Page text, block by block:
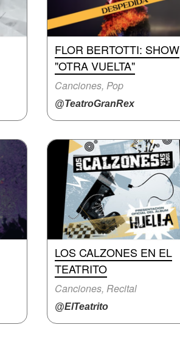
FLOR BERTOTTI: SHOW
"OTRA VUELTA"
Canciones, Pop
@TeatroGranRex
LOS CALZONES EN EL
TEATRITO
Canciones, Recital
@ElTeatrito